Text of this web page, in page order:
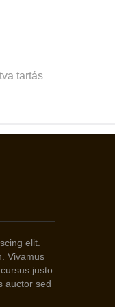
tartás
elit.
Vivamus
justo
auctor sed